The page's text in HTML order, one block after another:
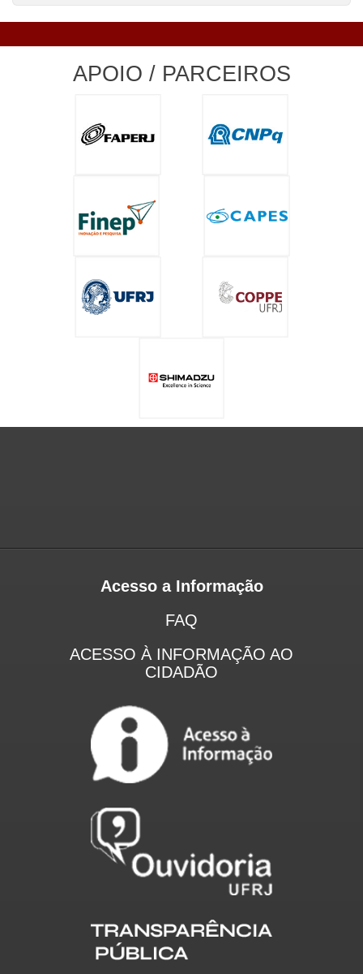
APOIO / PARCEIROS
Acesso a Informação
FAQ
ACESSO À INFORMAÇÃO AO
CIDADÃO